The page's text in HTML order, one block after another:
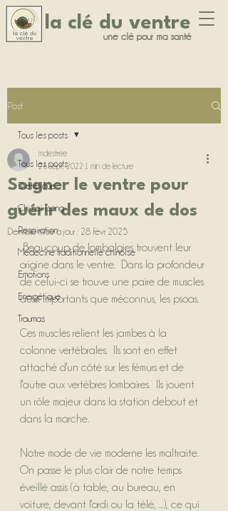
la clé du ventre
une clé pour ma santé
Post
Tous les posts
Diététique
Chi nei tsang
Respiration
Médecine traditionnelle chinoise
Emotions
Energétique
Traumas
Tous les posts
Soigner le ventre pour
guérir des maux de dos
mdestree
26 sept. 2022 1 min de lecture
Dernière mise à jour : 28 févr. 2025
Beaucoup de lombalgies trouvent leur
origine dans le ventre.  Dans la profondeur
de celui-ci se trouve une paire de muscles
aussi importants que méconnus, les psoas.
Ces muscles relient les jambes à la
colonne vertébrales.  Ils sont en effet
attaché d'un côté sur les fémurs et de
l'autre aux vertèbres lombaires.  Ils jouent
un rôle majeur dans la station debout et
dans la marche.
Notre mode de vie moderne les maltraite.
On passe le plus clair de notre temps
éveillé assis (à table, au bureau, en
voiture, devant l'ordi ou la télé, ...), ce qui